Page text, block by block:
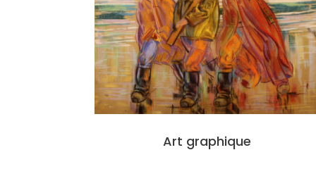
Art graphique